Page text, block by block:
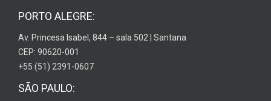
PORTO ALEGRE:
Av. Princesa Isabel, 844 – sala 502 | Santana
CEP: 90620-001
+55 (51) 2391-0607
SÃO PAULO: